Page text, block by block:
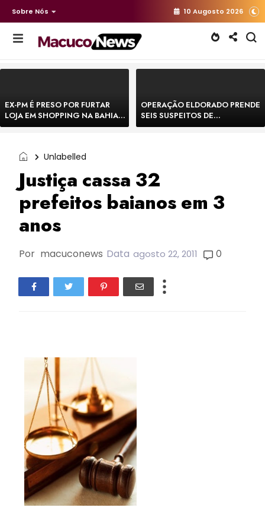
Sobre Nós 10 Augosto 2026
EX-PM É PRESO POR FURTAR
LOJA EM SHOPPING NA BAHIA E
ESCAPA CORRENDO DE
OPERAÇÃO ELDORADO PRENDE
SEIS SUSPEITOS DE
MOVIMENTAR R$ 25 MILHÕES
Unlabelled
Justiça cassa 32
prefeitos baianos em 3
anos
Por macuconews Data agosto 22, 2011 0